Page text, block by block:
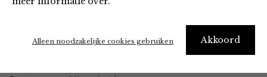
Akkoord
Alleen noodzakelijke cookies gebruiken
Home Winkel Kleding Tops en Blouses